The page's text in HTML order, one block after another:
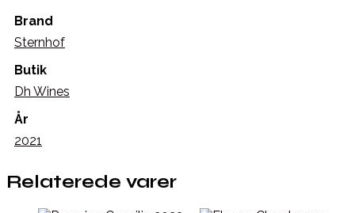
Brand
Sternhof
Butik
Dh Wines
År
2021
Relaterede varer